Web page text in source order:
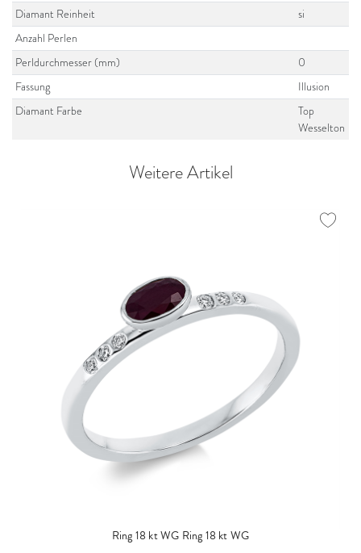
Diamant Reinheit
si
Anzahl Perlen
Perldurchmesser (mm)
0
Fassung
Illusion
Diamant Farbe
Top
Wesselton
Weitere Artikel
Ring 18 kt WG Ring 18 kt WG